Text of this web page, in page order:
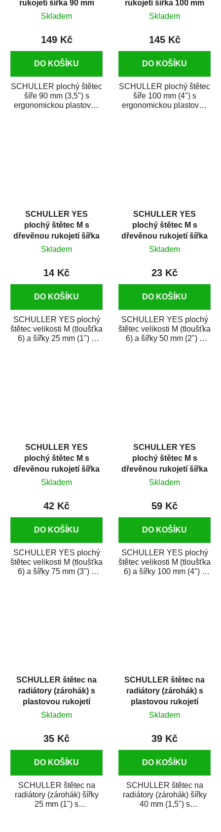
rukojetí šířka 90 mm
Skladem
149 Kč
DO KOŠÍKU
SCHULLER plochý štětec
šíře 90 mm (3,5") s
ergonomickou plastovou
rukojetí šířka 100 mm
Skladem
145 Kč
DO KOŠÍKU
SCHULLER plochý štětec
šíře 100 mm (4") s
ergonomickou plastovou
SCHULLER YES
plochý štětec M s
dřevěnou rukojetí šířka
25 mm
Skladem
14 Kč
DO KOŠÍKU
SCHULLER YES plochý
štětec velikosti M (tloušťka
6) a šířky 25 mm (1") s
SCHULLER YES
plochý štětec M s
dřevěnou rukojetí šířka
50 mm
Skladem
23 Kč
DO KOŠÍKU
SCHULLER YES plochý
štětec velikosti M (tloušťka
6) a šířky 50 mm (2") s
SCHULLER YES
plochý štětec M s
dřevěnou rukojetí šířka
75 mm
Skladem
42 Kč
DO KOŠÍKU
SCHULLER YES plochý
štětec velikosti M (tloušťka
6) a šířky 75 mm (3") s
SCHULLER YES
plochý štětec M s
dřevěnou rukojetí šířka
100 mm
Skladem
59 Kč
DO KOŠÍKU
SCHULLER YES plochý
štětec velikosti M (tloušťka
6) a šířky 100 mm (4") s
SCHULLER štětec na
radiátory (zárohák) s
plastovou rukojetí
šířka 25 mm
Skladem
35 Kč
DO KOŠÍKU
SCHULLER štětec na
radiátory (zárohák) šířky
25 mm (1") s
SCHULLER štětec na
radiátory (zárohák) s
plastovou rukojetí
šířka 40 mm
Skladem
39 Kč
DO KOŠÍKU
SCHULLER štětec na
radiátory (zárohák) šířky
40 mm (1,5") s